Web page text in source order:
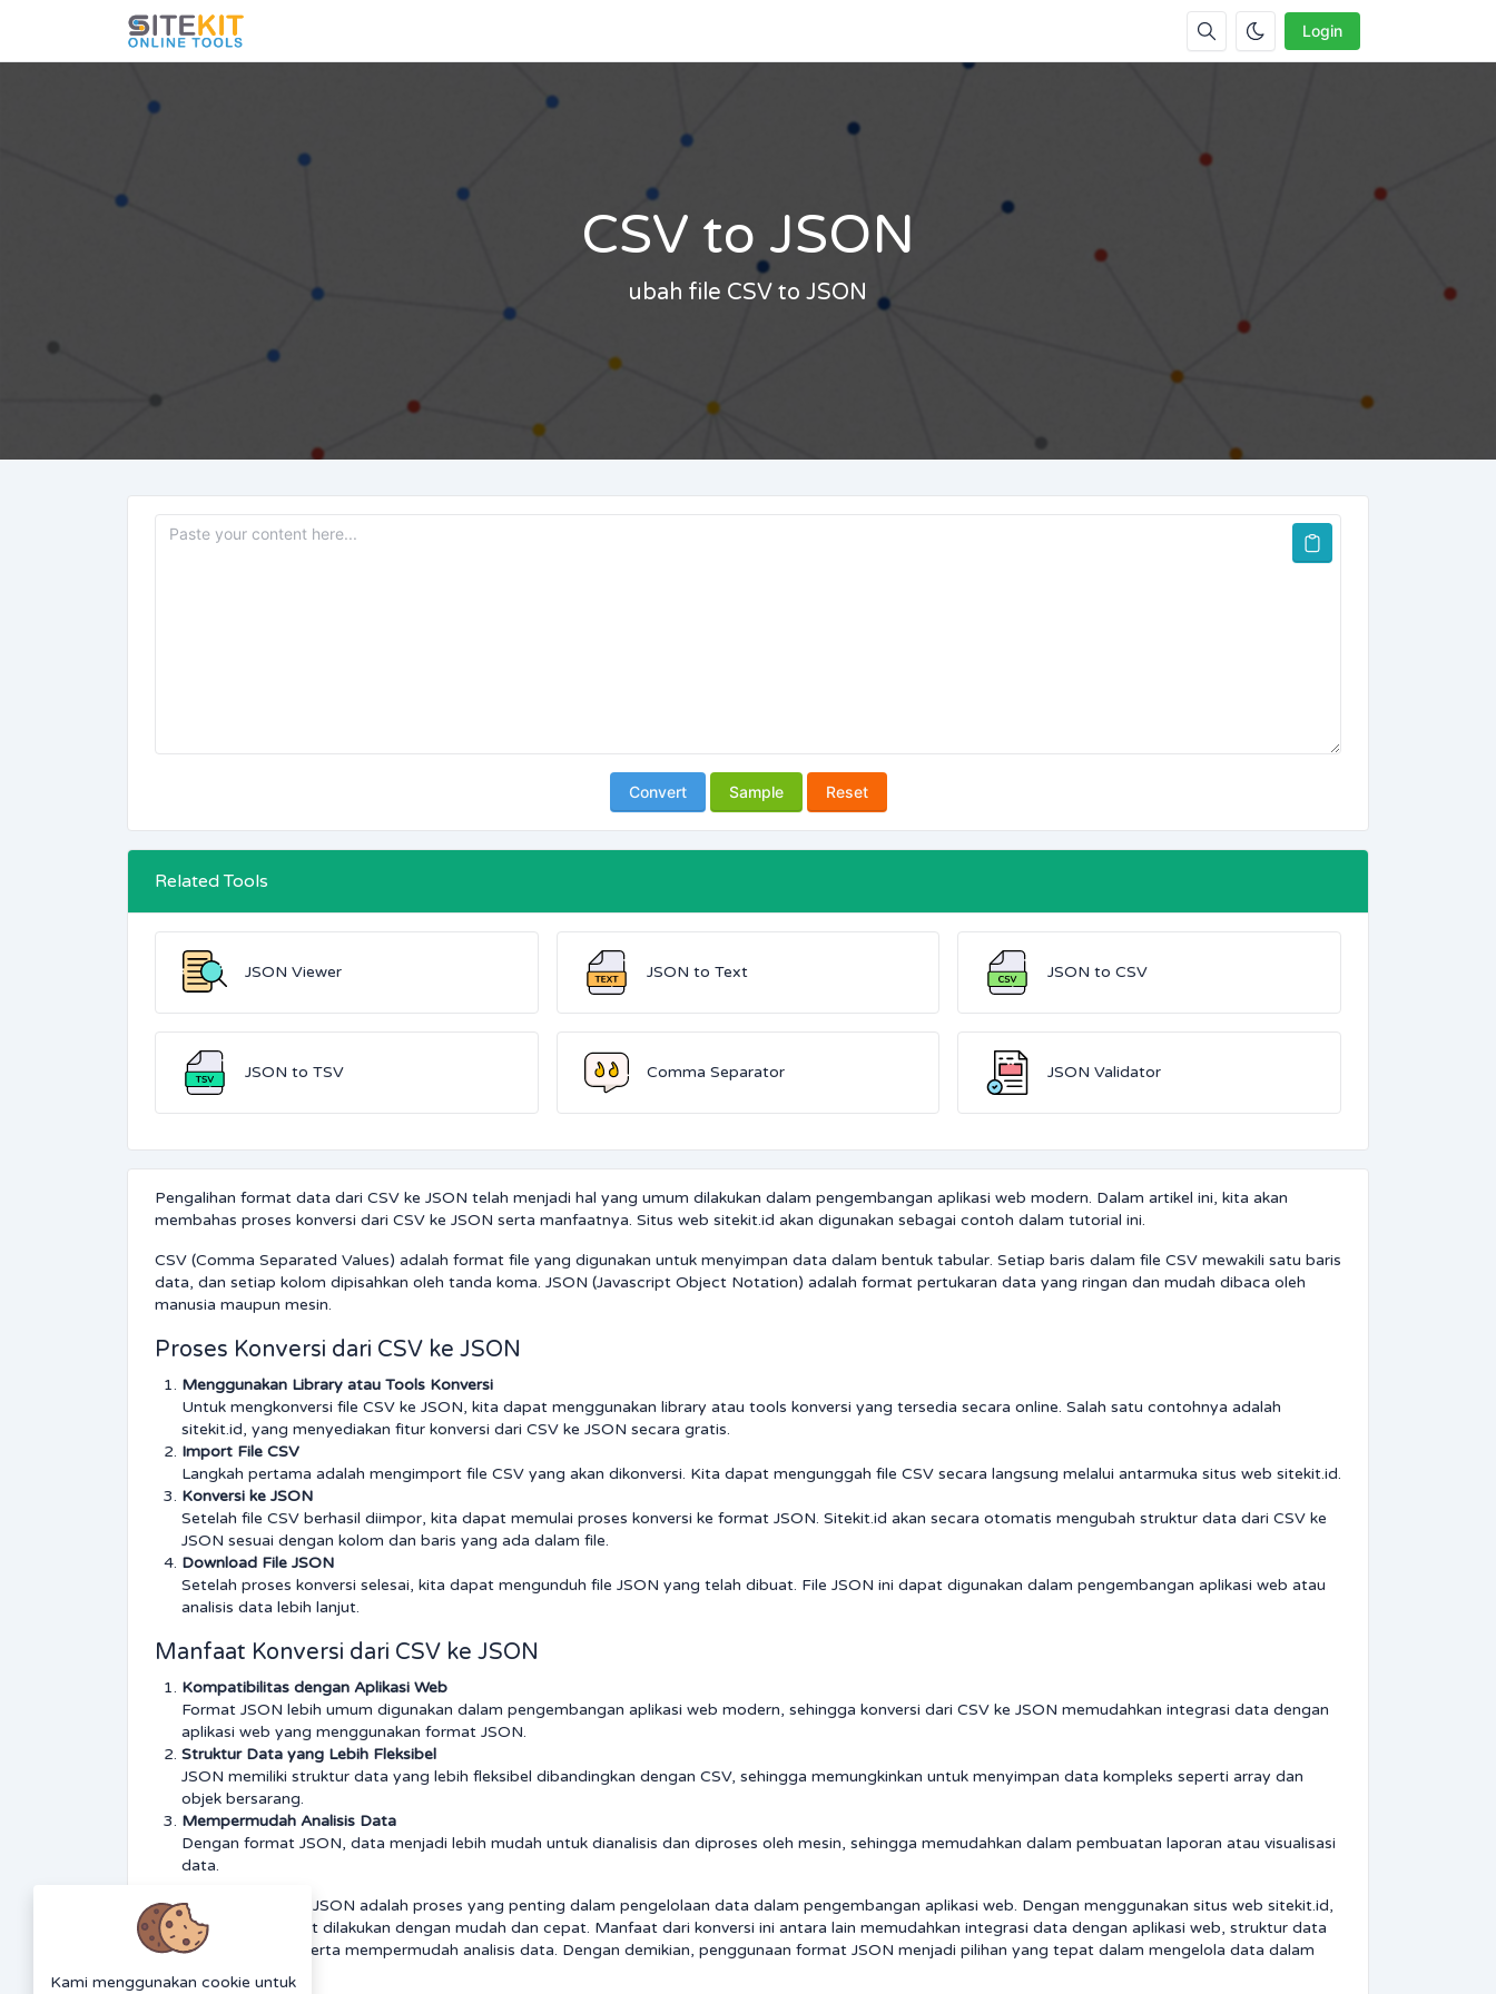
Login
CSV to JSON
ubah file CSV to JSON
Convert Sample Reset
Related Tools
JSON Viewer JSON to Text JSON to CSV
JSON to TSV Comma Separator JSON Validator
Pengalihan format data dari CSV ke JSON telah menjadi hal yang umum dilakukan dalam pengembangan aplikasi web modern. Dalam artikel ini, kita akan
membahas proses konversi dari CSV ke JSON serta manfaatnya. Situs web sitekit.id akan digunakan sebagai contoh dalam tutorial ini.
CSV (Comma Separated Values) adalah format file yang digunakan untuk menyimpan data dalam bentuk tabular. Setiap baris dalam file CSV mewakili satu baris
data, dan setiap kolom dipisahkan oleh tanda koma. JSON (Javascript Object Notation) adalah format pertukaran data yang ringan dan mudah dibaca oleh
manusia maupun mesin.
Proses Konversi dari CSV ke JSON
Menggunakan Library atau Tools Konversi
Untuk mengkonversi file CSV ke JSON, kita dapat menggunakan library atau tools konversi yang tersedia secara online. Salah satu contohnya adalah
sitekit.id, yang menyediakan fitur konversi dari CSV ke JSON secara gratis.
Import File CSV
Langkah pertama adalah mengimport file CSV yang akan dikonversi. Kita dapat mengunggah file CSV secara langsung melalui antarmuka situs web sitekit.id.
Konversi ke JSON
Setelah file CSV berhasil diimpor, kita dapat memulai proses konversi ke format JSON. Sitekit.id akan secara otomatis mengubah struktur data dari CSV ke
JSON sesuai dengan kolom dan baris yang ada dalam file.
Download File JSON
Setelah proses konversi selesai, kita dapat mengunduh file JSON yang telah dibuat. File JSON ini dapat digunakan dalam pengembangan aplikasi web atau
analisis data lebih lanjut.
Manfaat Konversi dari CSV ke JSON
Kompatibilitas dengan Aplikasi Web
Format JSON lebih umum digunakan dalam pengembangan aplikasi web modern, sehingga konversi dari CSV ke JSON memudahkan integrasi data dengan
aplikasi web yang menggunakan format JSON.
Struktur Data yang Lebih Fleksibel
JSON memiliki struktur data yang lebih fleksibel dibandingkan dengan CSV, sehingga memungkinkan untuk menyimpan data kompleks seperti array dan
objek bersarang.
Mempermudah Analisis Data
Dengan format JSON, data menjadi lebih mudah untuk dianalisis dan diproses oleh mesin, sehingga memudahkan dalam pembuatan laporan atau visualisasi
data.
Konversi dari CSV ke JSON adalah proses yang penting dalam pengelolaan data dalam pengembangan aplikasi web. Dengan menggunakan situs web sitekit.id,
proses konversi dapat dilakukan dengan mudah dan cepat. Manfaat dari konversi ini antara lain memudahkan integrasi data dengan aplikasi web, struktur data
yang lebih fleksibel, serta mempermudah analisis data. Dengan demikian, penggunaan format JSON menjadi pilihan yang tepat dalam mengelola data dalam
aplikasi web modern.
Kami menggunakan cookie untuk